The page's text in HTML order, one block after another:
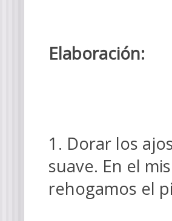
Elaboración:
1. Dorar los
suave. En el
rehogamos el